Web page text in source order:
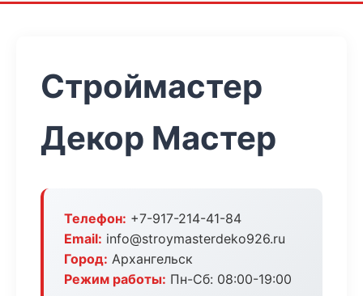
Строймастер
Декор Мастер
Телефон: +7-917-214-41-84
Email: info@stroymasterdeko926.ru
Город: Архангельск
Режим работы: Пн-Сб: 08:00-19:00